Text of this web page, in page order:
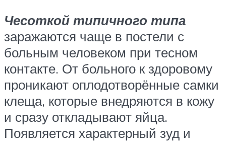
Чесоткой типичного типа
заражаются чаще в постели с
больным человеком при тесном
контакте. От больного к здоровому
проникают оплодотворённые самки
клеща, которые внедряются в кожу
и сразу откладывают яйца.
Появляется характерный зуд и